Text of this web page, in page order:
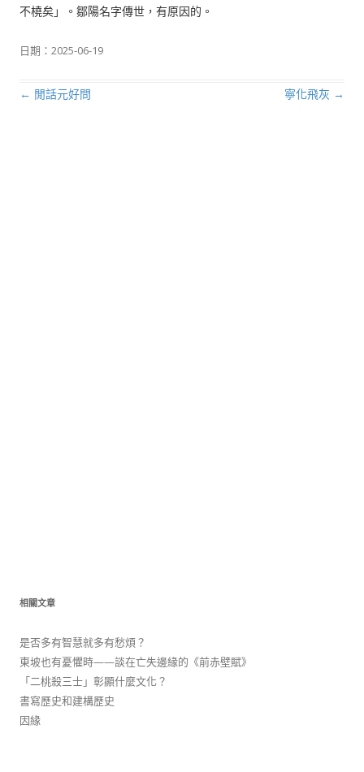
不橈矣」。鄒陽名字傳世，有原因的。
日期： 2025-06-19
文章導航列
← 閒話元好問 寧化飛灰 →
相關文章
是否多有智慧就多有愁煩？
東坡也有憂懼時——談在亡失邊緣的《前赤壁賦》
「二桃殺三士」彰顯什麼文化？
書寫歷史和建構歷史
因緣